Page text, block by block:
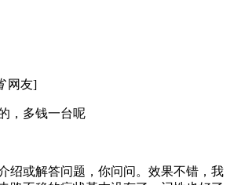
网友]
，多钱一台呢
绍或解答问题，你问问。效果不错，我